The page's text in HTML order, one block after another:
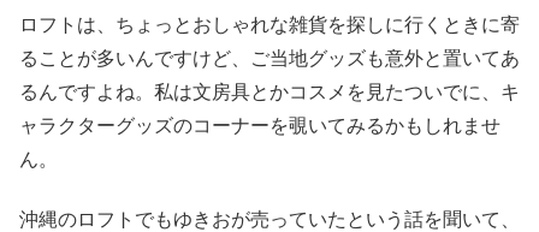
ロフトは、ちょっとおしゃれな雑貨を探しに行くときに寄
ることが多いんですけど、ご当地グッズも意外と置いてあ
るんですよね。私は文房具とかコスメを見たついでに、キ
ャラクターグッズのコーナーを覗いてみるかもしれませ
ん。
沖縄のロフトでもゆきおが売っていたという話を聞いて、